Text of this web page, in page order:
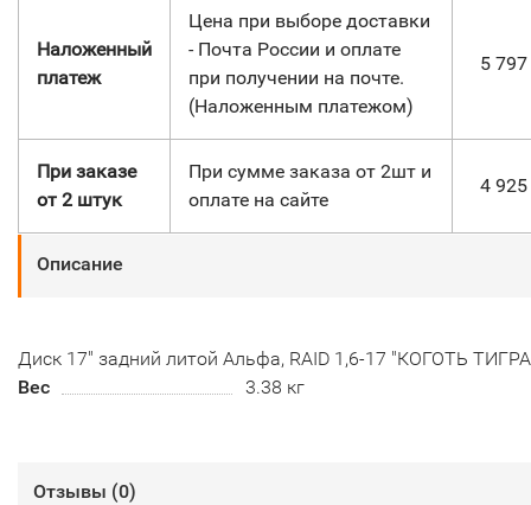
Наложенный
платеж
Цена при выборе доставки
- Почта России и оплате
при получении на почте.
(Наложенным платежом)
5 797
При заказе
от 2 штук
При сумме заказа от 2шт и
оплате на сайте
4 925
Описание
Диск 17" задний литой Альфа, RAID 1,6-17 "КОГОТЬ
Вес
3.38 кг
Отзывы (0)